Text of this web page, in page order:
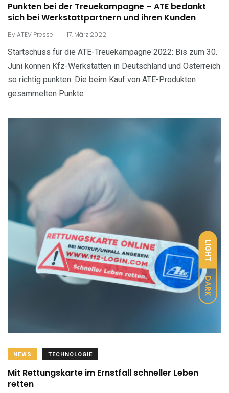
LIGHT
DARK
Punkten bei der Treuekampagne – ATE bedankt
sich bei Werkstattpartnern und ihren Kunden
ByATEV Presse . 17. März 2022
Startschuss für die ATE-Treuekampagne 2022: Bis zum 30.
Juni können Kfz-Werkstätten in Deutschland und Österreich
so richtig punkten. Die beim Kauf von ATE-Produkten
gesammelten Punkte
NEWS TECHNOLOGIE
Mit Rettungskarte im Ernstfall schneller Leben
retten